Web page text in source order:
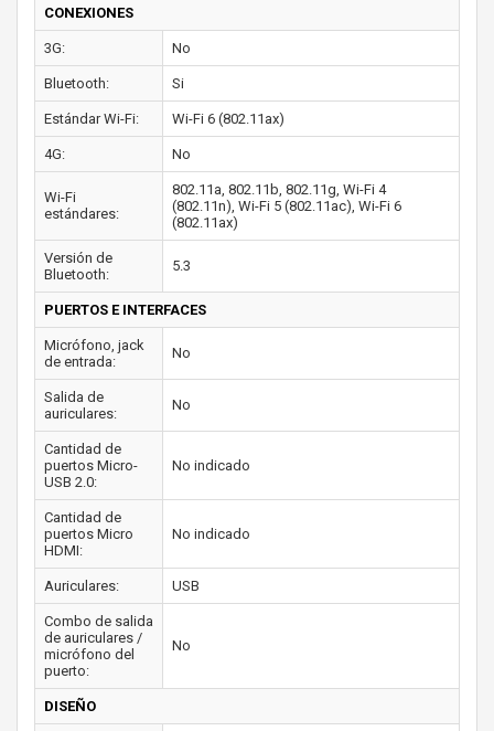
CONEXIONES
3G: No
Bluetooth: Si
Estándar Wi-Fi: Wi-Fi 6 (802.11ax)
4G: No
Wi-Fi
estándares:
802.11a, 802.11b, 802.11g, Wi-Fi 4
(802.11n), Wi-Fi 5 (802.11ac), Wi-Fi 6
(802.11ax)
Versión de
Bluetooth:
5.3
PUERTOS E INTERFACES
Micrófono, jack
de entrada:
No
Salida de
auriculares:
No
Cantidad de
puertos Micro-
USB 2.0:
No indicado
Cantidad de
puertos Micro
HDMI:
No indicado
Auriculares: USB
Combo de salida
de auriculares /
micrófono del
puerto:
No
DISEÑO